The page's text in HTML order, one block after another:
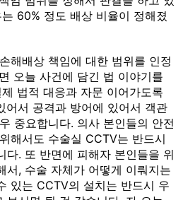
60% 정도 배상 비율이 정해졌
해배상 책임에 대한 범위를 인정
오늘 사건에 담긴 법 이야기를
법적 대응과 자문 이어가도록
어서 공격과 방어에 있어서 객관
중요합니다. 의사 본인들의 안전
해서도 수술실 CCTV는 반드시
다. 또 반면에 피해자 본인들을 위
서, 수술 자체가 어떻게 이뤄지는
있는 CCTV의 설치는 반드시 우